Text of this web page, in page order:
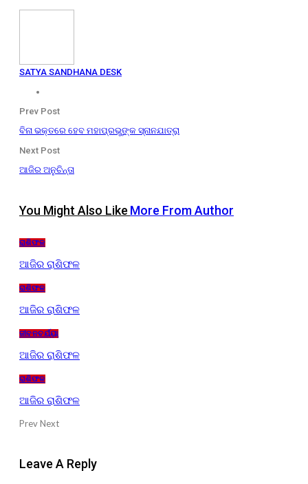
SATYA SANDHANA DESK
Prev Post
ବିନା ଭକ୍ତରେ ହେବ ମହାପ୍ରଭୁଙ୍କ ସ୍ନାନଯାତ୍ରା
Next Post
ଆଜିର ଅନୁଚିନ୍ତା
You Might Also Like More From Author
ରାଶିଫଳ
ଆଜିର ରାଶିଫଳ
ରାଶିଫଳ
ଆଜିର ରାଶିଫଳ
ଜୀବନଚର୍ଯ୍ୟା
ଆଜିର ରାଶିଫଳ
ରାଶିଫଳ
ଆଜିର ରାଶିଫଳ
PrevNext
Leave A Reply